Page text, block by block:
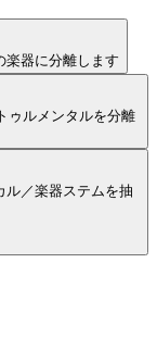
楽器に分離します
ゥルメンタルを分離
ル／楽器ステムを抽